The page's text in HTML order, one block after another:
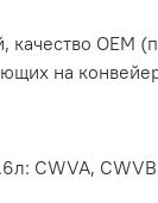
качество ОЕМ
на
CWVA, CWVB